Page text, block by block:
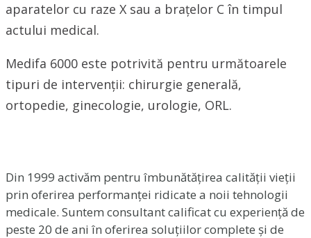
aparatelor cu raze X sau a brațelor C în timpul
actului medical.
Medifa 6000 este potrivită pentru următoarele
tipuri de intervenții: chirurgie generală,
ortopedie, ginecologie, urologie, ORL.
Din 1999 activăm pentru îmbunătățirea calității vieții
prin oferirea performanței ridicate a noii tehnologii
medicale. Suntem consultant calificat cu experiență de
peste 20 de ani în oferirea soluțiilor complete și de